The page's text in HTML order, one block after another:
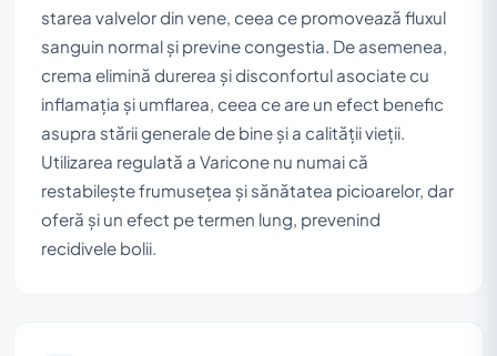
starea valvelor din vene, ceea ce promovează fluxul
sanguin normal și previne congestia. De asemenea,
crema elimină durerea și disconfortul asociate cu
inflamația și umflarea, ceea ce are un efect benefic
asupra stării generale de bine și a calității vieții.
Utilizarea regulată a Varicone nu numai că
restabilește frumusețea și sănătatea picioarelor, dar
oferă și un efect pe termen lung, prevenind
recidivele bolii.